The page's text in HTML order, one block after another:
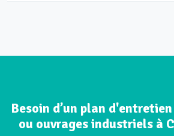
Besoin d’un plan
ou ouvrages industriels à